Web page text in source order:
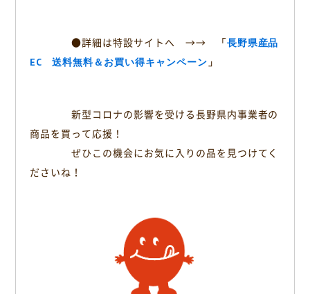
●詳細は特設サイトへ →→ 「長野県産品
EC 送料無料＆お買い得キャンペーン 」
新型コロナの影響を受ける長野県内事業者の
商品を買って応援！
ぜひこの機会にお気に入りの品を見つけてく
ださいね！